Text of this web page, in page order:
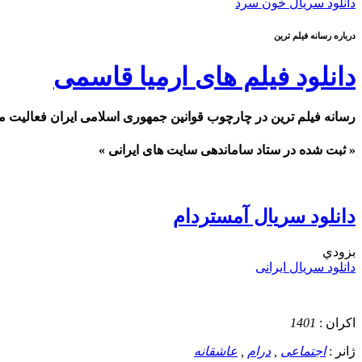
دانلود سریال خون سرد
درباره رسانه فیلم ترین
دانلود فیلم های ارمیا قاسمی
رسانه فیلم ترین در چارچوب قوانین جمهوری اسلامی ایران فعالیت
« ثبت شده در ستاد ساماندهی سایت های ایرانی »
دانلود سریال آمستردام
بزودي
دانلود سریال ایرانی
اکران : 1401
ژانر :اجتماعی درام عاشقانه